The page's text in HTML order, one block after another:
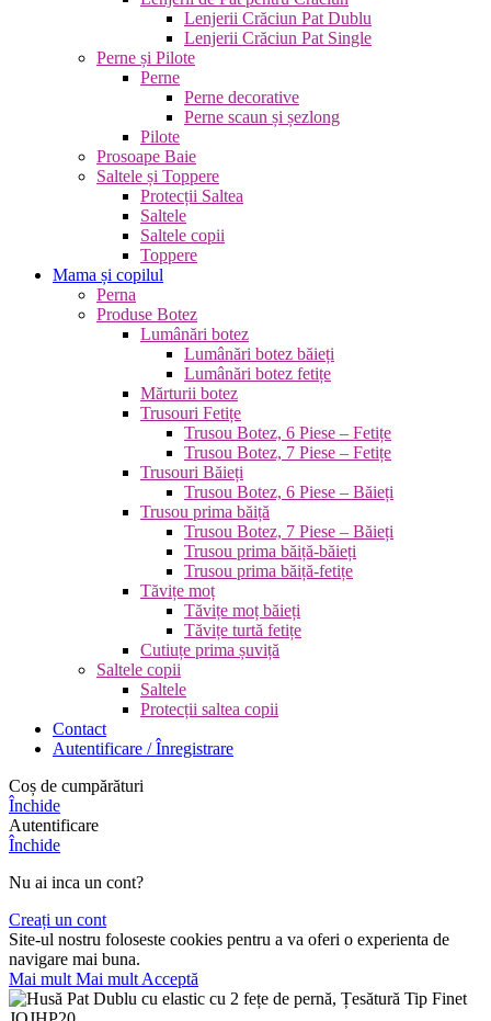
Lenjerii Crăciun Pat Dublu
Lenjerii Crăciun Pat Single
Perne și Pilote
Perne
Perne decorative
Perne scaun și șezlong
Pilote
Prosoape Baie
Saltele și Toppere
Protecții Saltea
Saltele
Saltele copii
Toppere
Mama și copilul
Perna
Produse Botez
Lumânări botez
Lumânări botez băieți
Lumânări botez fetițe
Mărturii botez
Trusouri Fetițe
Trusou Botez, 6 Piese – Fetițe
Trusou Botez, 7 Piese – Fetițe
Trusouri Băieți
Trusou Botez, 6 Piese – Băieți
Trusou prima băiță
Trusou Botez, 7 Piese – Băieți
Trusou prima băiță-băieți
Trusou prima băiță-fetițe
Tăvițe moț
Tăvițe moț băieți
Tăvițe turtă fetițe
Cutiuțe prima șuviță
Saltele copii
Saltele
Protecții saltea copii
Contact
Autentificare / Înregistrare
Coș de cumpărături
Închide
Autentificare
Închide
Nu ai inca un cont?
Creați un cont
Site-ul nostru foloseste cookies pentru a va oferi o experienta de
navigare mai buna.
Mai mult Mai mult Acceptă